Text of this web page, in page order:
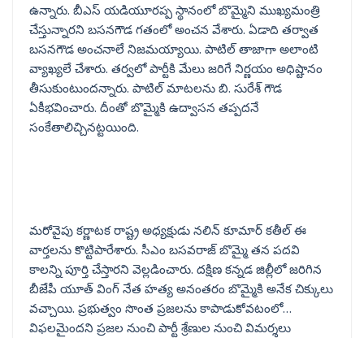
ఉన్నారు. బీఎస్ యడియూరప్ప స్థానంలో బొమ్మైని ముఖ్యమంత్రి
చేస్తున్నారని బసనగౌడ గతంలో అంచన వేశారు. ఏడాది తర్వాత
బసనగౌడ అంచనాలే నిజమయ్యాయి. పాటిల్ తాజాగా అలాంటి
వ్యాఖ్యలే చేశారు. తర్వలో పార్టీకి మేలు జరిగే నిర్ణయం అధిష్టానం
తీసుకుంటుందన్నారు. పాటిల్ మాటలను బి. సురేశ్ గౌడ
ఏకీభవించారు. దీంతో బొమ్మైకి ఉద్వాసన తప్పదనే
సంకేతాలిచ్చినట్టయింది.
మరోవైపు కర్ణాటక రాష్ట్ర అధ్యక్షుడు నలిన్ కూమార్ కతీల్ ఈ
వార్తలను కొట్టిపారేశారు. సీఎం బసవరాజ్ బొమ్మై తన పదవి
కాలన్ని పూర్తి చేస్తారని వెల్లడించారు. దక్షిణ కన్నడ జిల్లీలో జరిగిన
బీజేపీ యూత్ వింగ్ నేత హత్య అనంతరం బొమ్మైకి అనేక చిక్కులు
వచ్చాయి. ప్రభుత్వం సొంత ప్రజలను కాపాడుకోవటంలో…
విఫలమైందని ప్రజల నుంచి పార్టీ శ్రేణుల నుంచి విమర్శలు